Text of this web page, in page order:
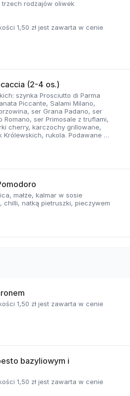
trzech rodzajów oliwek
1,50 zł jest zawarta w cenie
(2-4 os.)
szynka Prosciutto di Parma
Piccante, Salami Milano,
ser Grana Padano, ser
Romano, ser Primosale z truflami,
cherry, karczochy grillowane,
rukola. Podawane z
małże, kalmar w sosie
chilli, natką pietruszki, pieczywem
1,50 zł jest zawarta w cenie
bazyliowym i
1,50 zł jest zawarta w cenie